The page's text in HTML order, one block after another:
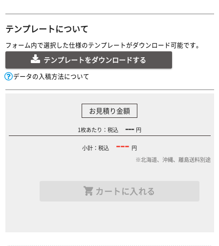
テンプレートについて
フォーム内で選択した仕様のテンプレートがダウンロード可能です。
テンプレートをダウンロードする
データの入稿方法について
お見積り金額
1枚あたり：税込 --- 円
小計：税込 --- 円
※北海道、沖縄、離島送料別途
カートに入れる